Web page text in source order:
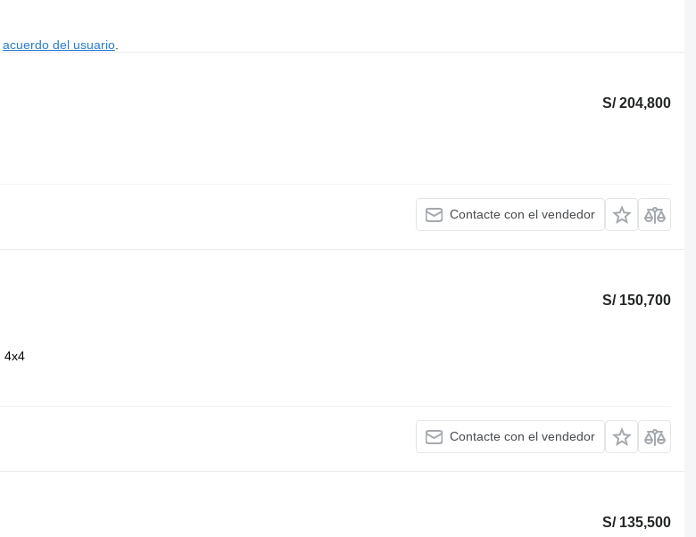
acuerdo del usuario.
S/ 204,800
Contacte con el vendedor
S/ 150,700
4x4
Contacte con el vendedor
S/ 135,500